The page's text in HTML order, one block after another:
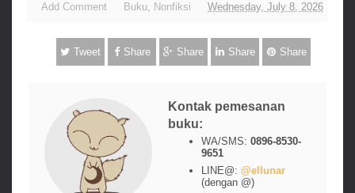
Add Comment Buku, Nonfiksi Wednesday, July 8, 2026
Tweet Share Share Share Share
Kontak pemesanan
buku:
WA/SMS:0896-8530-
9651
LINE@:@ellunar
(dengan @)